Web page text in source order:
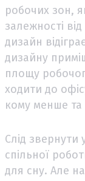
робочих зон,
залежності
дизайн
дизайну
площу
ходити до
кому менше та
Слід звернути
спільної
для сну. Але